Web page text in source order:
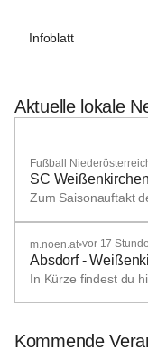
Infoblatt
Aktuelle lokale
Fußball
SC
Zum Saisonauftakt
m.noen.at•vor 17
Absdorf -
In Kürze findest du
Kommende